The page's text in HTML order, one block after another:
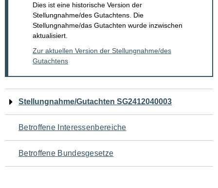
Dies ist eine historische Version der
Stellungnahme/des Gutachtens. Die
Stellungnahme/das Gutachten wurde inzwischen
aktualisiert.
Zur aktuellen Version der Stellungnahme/des
Gutachtens
Navigation
für
den
Seiteninhalt
Stellungnahme/Gutachten SG2412040003
Betroffene Interessenbereiche
Betroffene Bundesgesetze